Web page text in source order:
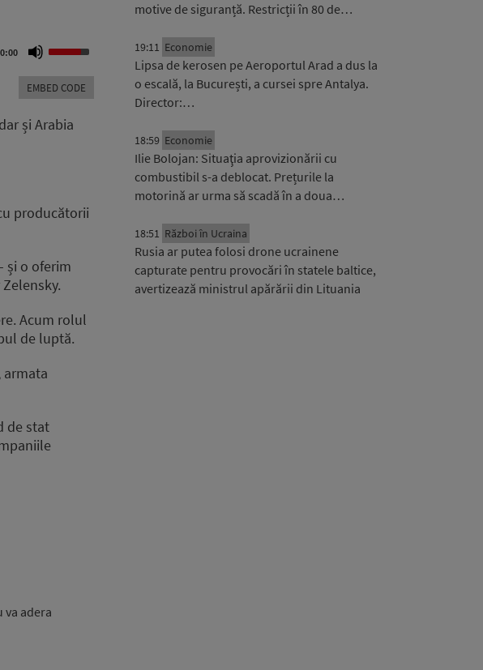
Up/Down
keys
increase
EMBED CODE
și Arabia
producătorii
și o oferim
Acum rolul
de luptă.
armata
de stat
va adera
motive de siguranță. Restricții în 80 de…
19:11 Economie
Lipsa de kerosen pe Aeroportul Arad a dus la
o escală, la București, a cursei spre Antalya.
Director:…
18:59 Economie
Ilie Bolojan: Situaţia aprovizionării cu
combustibil s-a deblocat. Prețurile la
motorină ar urma să scadă în a doua…
18:51 Război în Ucraina
Rusia ar putea folosi drone ucrainene
capturate pentru provocări în statele baltice,
avertizează ministrul apărării din Lituania